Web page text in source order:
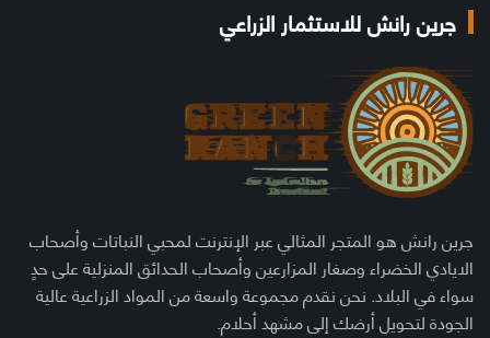
جرين رانش للاستثمار الزراعي
جرين رانش هو المتجر المثالي عبر الإنترنت لمحبي النباتات وأصحاب
الايادي الخضراء وصغار المزارعين وأصحاب الحدائق المنزلية على حدٍ
سواء في البلاد. نحن نقدم مجموعة واسعة من المواد الزراعية عالية
الجودة لتحويل أرضك إلى مشهد أحلام.